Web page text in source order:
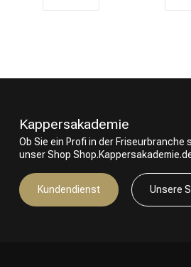
Kappersakademie
Ob Sie ein Profi in der
unser Shop
Kundendienst Unsere